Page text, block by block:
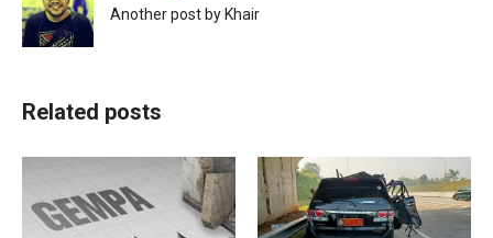
Another post by Khair
Related posts